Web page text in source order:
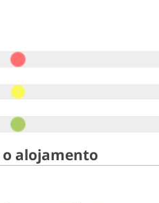
alojamento